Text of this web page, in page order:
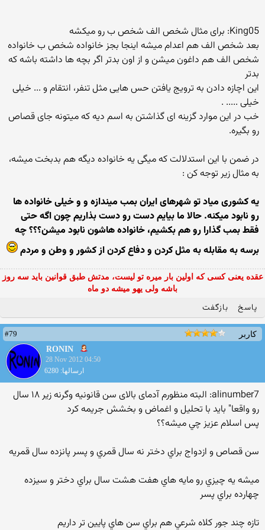
King05: برای مثال شخص الف شخص ب رو میکشه
بعد شخص الف هم اعدام میشه اینجا بجز خانواده شخص ب خانواده
شخص الف هم داغون میشن و از اون بدتر اگر بچه ها داشته باشه که
بدتر
این اچازه دادن به ترویج یافتن حس هایی مثل تنفر، انتقام و ... خیلی
خیلی ..... .
خب در این موارد گزینه ای گذاشتن به اسم دیه که میتونه جای قصاص
رو بگیره.
در ضمن با این استدلالت که میگی یه خانواده دیگه هم بدبخت میشه،
به مثال زیر توجه کن :
یه کشوری میاد تو شهرهای ایران بمب میندازه و و خیلی خانواده ها
رو نابود میکنه. حالا ما بیایم دست رو دست بذاریم چون اگه حتی
فقط بمب گذارا رو هم بکشیم، خانواده هاشون نابود میشن؟؟؟ چه
برسه به مقابله به مثل کردن و دفاع کردن از کشور و وطن و مردم
عقده یعنی کسی که اولین بار میره تو لیست، مدتش طبق قوانین باید سه روز
باشه ولی یهو میشه دو ماه
پاسخ بازگفت
کاربر
#79
RONIN
28 Nov 2012 04:50
ارسالها: 6280
alinumber7: البته منظورم آدمای بالای سن قانونیه وگرنه زیر ۱۸ سال
رو واقعا" باید با تحلیل و اغماض و بخشش جریمه کرد
پس اسلام عزيز چي ميشه؟؟
سن قصاص و ازدواج براي دختر نه سال قمري و پسر پانزده سال قمريه
ميشه يه چيزي رو مايه هاي هفت هشت سال براي دختر و سيزده
چهارده براي پسر
تازه چند جور كلاه شرعي هم براي سن هاي پايين تر داريم